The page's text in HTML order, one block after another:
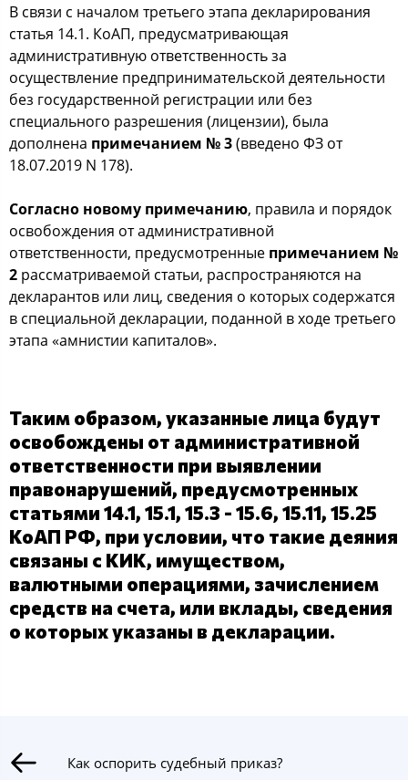
В связи с началом третьего этапа декларирования
статья 14.1. КоАП, предусматривающая
административную ответственность за
осуществление предпринимательской деятельности
без государственной регистрации или без
специального разрешения (лицензии), была
дополнена примечанием № 3(введено ФЗ от
18.07.2019 N 178).
Согласно новому примечанию, правила и порядок
освобождения от административной
ответственности, предусмотренные примечанием №
2 рассматриваемой статьи, распространяются на
декларантов или лиц, сведения о которых содержатся
в специальной декларации, поданной в ходе третьего
этапа «амнистии капиталов».
Таким образом, указанные лица будут
освобождены от административной
ответственности при выявлении
правонарушений, предусмотренных
статьями 14.1, 15.1, 15.3 - 15.6, 15.11, 15.25
КоАП РФ, при условии, что такие деяния
связаны с КИК, имуществом,
валютными операциями, зачислением
средств на счета, или вклады, сведения
о которых указаны в декларации.
Как оспорить судебный приказ?